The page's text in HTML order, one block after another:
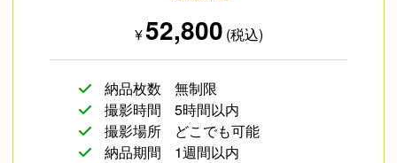
¥52,800 (税込)
納品枚数
無制限
撮影時間
5時間以内
撮影場所
どこでも可能
納品期間
1週間以内